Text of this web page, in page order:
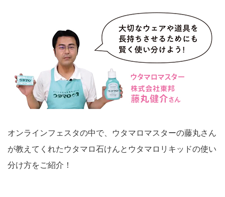
オンラインフェスタの中で、ウタマロマスターの藤丸さん
が教えてくれたウタマロ石けんとウタマロリキッドの使い
分け方をご紹介！